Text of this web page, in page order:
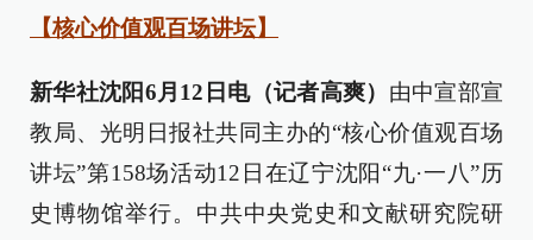
【核心价值观百场讲坛】
新华社沈阳6月12日电（记者高爽） 由中宣部宣
教局、光明日报社共同主办的“核心价值观百场
讲坛”第158场活动12日在辽宁沈阳“九·一八”历
史博物馆举行。中共中央党史和文献研究院研